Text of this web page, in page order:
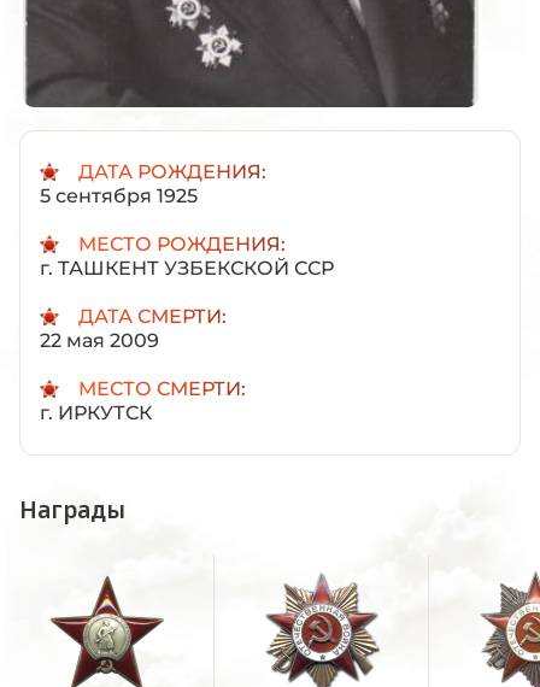
ДАТА РОЖДЕНИЯ:
5 сентября 1925
МЕСТО РОЖДЕНИЯ:
г. ТАШКЕНТ УЗБЕКСКОЙ ССР
ДАТА СМЕРТИ:
22 мая 2009
МЕСТО СМЕРТИ:
г. ИРКУТСК
Награды